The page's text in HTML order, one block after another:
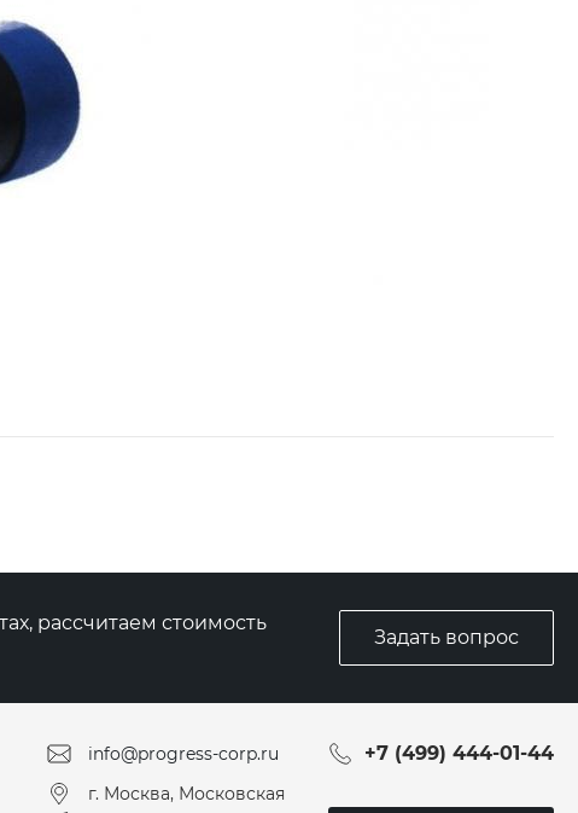
рассчитаем стоимость
Задать вопрос
info@progress-corp.ru +7 (499) 444-01-44
г. Москва, Московская